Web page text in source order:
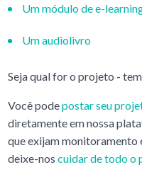
Um módulo de e-
Um audiolivro
Seja qual for o projeto -
Você podepostar seu
diretamente em nossa
que exijam monitoramento
deixe-nos cuidar de todo o